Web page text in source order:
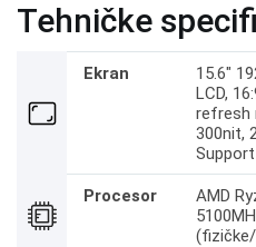
Tehničke
Ekran
15.6"
LCD,
refresh
300nit,
Support
Procesor
AMD
(fizičke/